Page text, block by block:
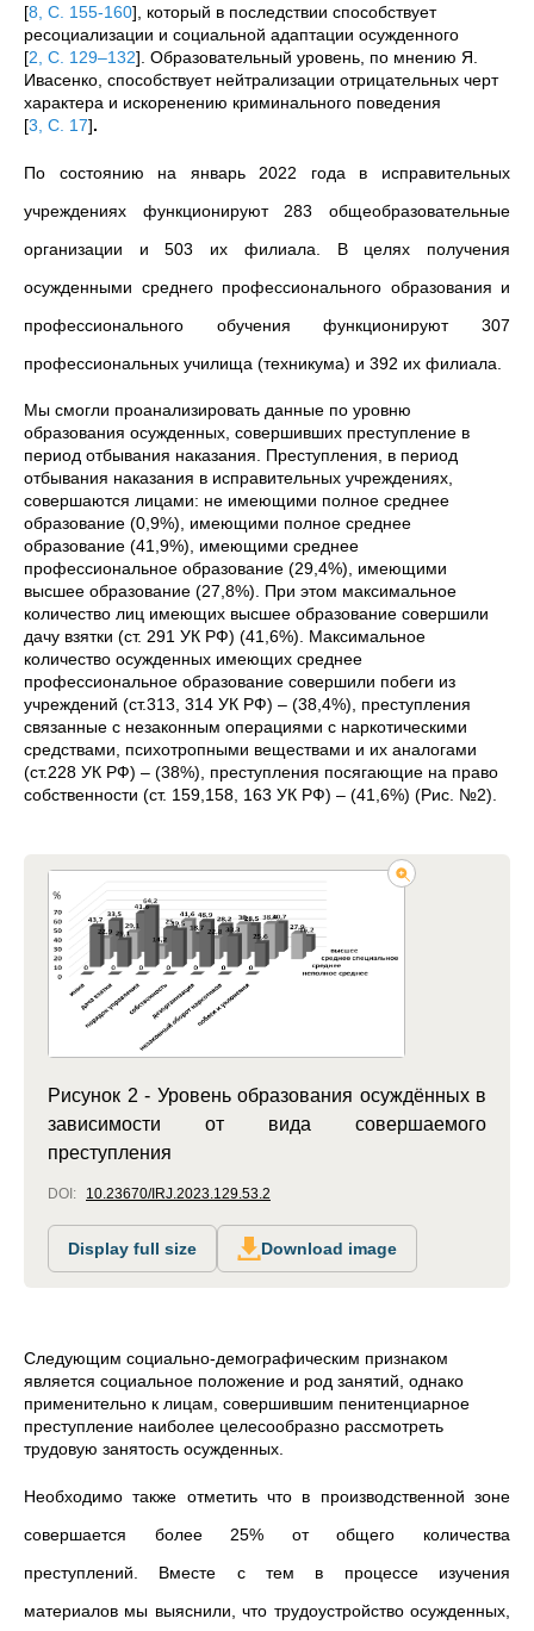
[8, C. 155-160] , который в последствии способствует
ресоциализации и социальной адаптации осужденного
[2, С. 129–132] . Образовательный уровень, по мнению Я.
Ивасенко, способствует нейтрализации отрицательных черт
характера и искоренению криминального поведения
[3, С. 17].
По состоянию на январь 2022 года в исправительных
учреждениях функционируют 283 общеобразовательные
организации и 503 их филиала. В целях получения
осужденными среднего профессионального образования и
профессионального обучения функционируют 307
профессиональных училища (техникума) и 392 их филиала.
Мы смогли проанализировать данные по уровню
образования осужденных, совершивших преступление в
период отбывания наказания. Преступления, в период
отбывания наказания в исправительных учреждениях,
совершаются лицами: не имеющими полное среднее
образование (0,9%), имеющими полное среднее
образование (41,9%), имеющими среднее
профессиональное образование (29,4%), имеющими
высшее образование (27,8%). При этом максимальное
количество лиц имеющих высшее образование совершили
дачу взятки (ст. 291 УК РФ) (41,6%). Максимальное
количество осужденных имеющих среднее
профессиональное образование совершили побеги из
учреждений (ст.313, 314 УК РФ) – (38,4%), преступления
связанные с незаконным операциями с наркотическими
средствами, психотропными веществами и их аналогами
(ст.228 УК РФ) – (38%), преступления посягающие на право
собственности (ст. 159,158, 163 УК РФ) – (41,6%) (Рис. №2).
Рисунок 2 - Уровень образования осуждённых в
зависимости от вида совершаемого
преступления
DOI: 10.23670/IRJ.2023.129.53.2
Display full size Download image
Следующим социально-демографическим признаком
является социальное положение и род занятий, однако
применительно к лицам, совершившим пенитенциарное
преступление наиболее целесообразно рассмотреть
трудовую занятость осужденных.
Необходимо также отметить что в производственной зоне
совершается более 25% от общего количества
преступлений. Вместе с тем в процессе изучения
материалов мы выяснили, что трудоустройство осужденных,